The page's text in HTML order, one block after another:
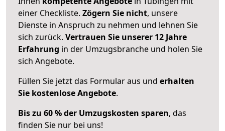
einer Checkliste. Zögern Sie nicht, unsere
Dienste in Anspruch zu nehmen und lehnen Sie
sich zurück. Vertrauen Sie unserer 12 Jahre
Erfahrung in der Umzugsbranche und holen Sie
sich Angebote.
Füllen Sie jetzt das Formular aus und erhalten
Sie kostenlose Angebote.
Bis zu 60 % der Umzugskosten sparen, das
finden Sie nur bei uns!